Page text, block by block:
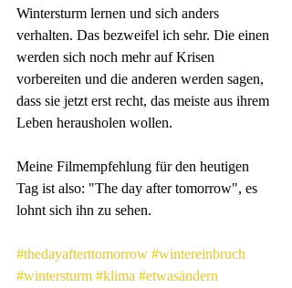
Wintersturm lernen und sich anders
verhalten. Das bezweifel ich sehr. Die einen
werden sich noch mehr auf Krisen
vorbereiten und die anderen werden sagen,
dass sie jetzt erst recht, das meiste aus ihrem
Leben herausholen wollen.
Meine Filmempfehlung für den heutigen
Tag ist also: "The day after tomorrow", es
lohnt sich ihn zu sehen.
#thedayafterttomorrow #wintereinbruch
#wintersturm #klima #etwasändern